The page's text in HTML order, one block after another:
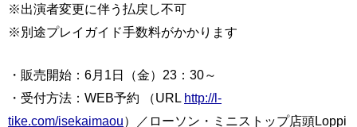
※出演者変更に伴う払戻し不可
※別途プレイガイド手数料がかかります
・販売開始：6月1日（金）23：30～
・受付方法：WEB予約 （URL http://l-
tike.com/isekaimaou）／ローソン・ミニストップ店頭Loppi